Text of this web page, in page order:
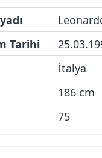
Tarihi
İtalya
186 cm
75